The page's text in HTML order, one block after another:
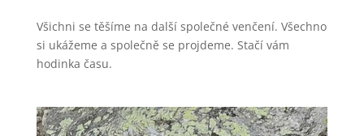
Všichni se těšíme na další společné venčení. Všechno
si ukážeme a společně se projdeme. Stačí vám
hodinka času.